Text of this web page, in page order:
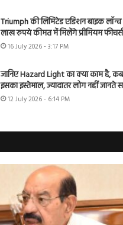
Triumph की लिमिटेड एडिशन बाइक
लाख रुपये कीमत में मिलेंगे प्रीमियम फीचर्स
16 July 2026 - 3:17 PM
जानिए Hazard Light का क्या काम है,
इसका इस्तेमाल, ज्यादातर लोग नहीं जानते
12 July 2026 - 6:14 PM